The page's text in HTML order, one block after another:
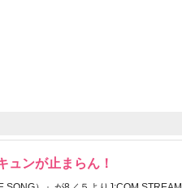
ュンが止まらん！